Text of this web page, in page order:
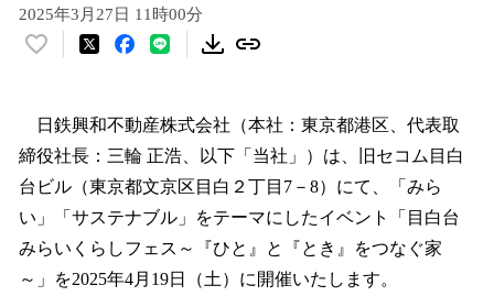
2025年3月27日 11時00分
い
！
数
を
読
み
込
み
中
日鉄興和不動産株式会社（本社：東京都港区、代表取
締役社長：三輪 正浩、以下「当社」）は、旧セコム目白
台ビル（東京都文京区目白２丁目7－8）にて、「みら
い」「サステナブル」をテーマにしたイベント「目白台
みらいくらしフェス～『ひと』と『とき』をつなぐ家
～」を2025年4月19日（土）に開催いたします。